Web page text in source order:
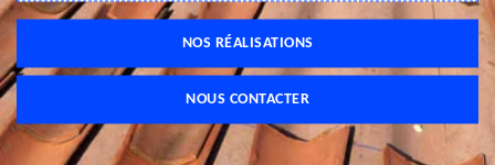
NOS RÉALISATIONS
NOUS CONTACTER